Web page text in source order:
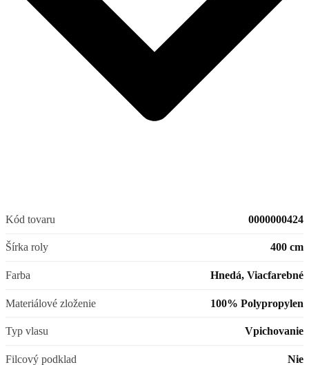
Kód tovaru 0000000424
Šírka roly 400 cm
Farba Hnedá, Viacfarebné
Materiálové zloženie 100% Polypropylen
Typ vlasu Vpichovanie
Filcový podklad Nie